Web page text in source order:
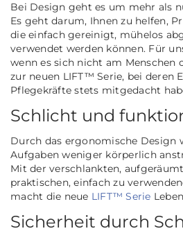
Bei Design geht es um mehr als
Es geht darum, Ihnen zu helfen,
die einfach gereinigt, mühelos
verwendet werden können. Für
wenn es sich nicht am
zur neuen LIFT™ Serie, bei deren
Pflegekräfte stets mitgedacht
Schlicht und
Durch das ergonomische Design
Aufgaben weniger körperlich
Mit der verschlankten,
praktischen, einfach zu
macht die neue LIFT™ Serie
Sicherheit durch